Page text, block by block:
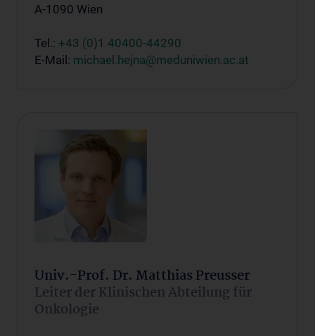
A-1090 Wien
Tel.: +43 (0)1 40400-44290
E-Mail: michael.hejna@meduniwien.ac.at
Univ.-Prof. Dr. Matthias Preusser
Leiter der Klinischen Abteilung für
Onkologie